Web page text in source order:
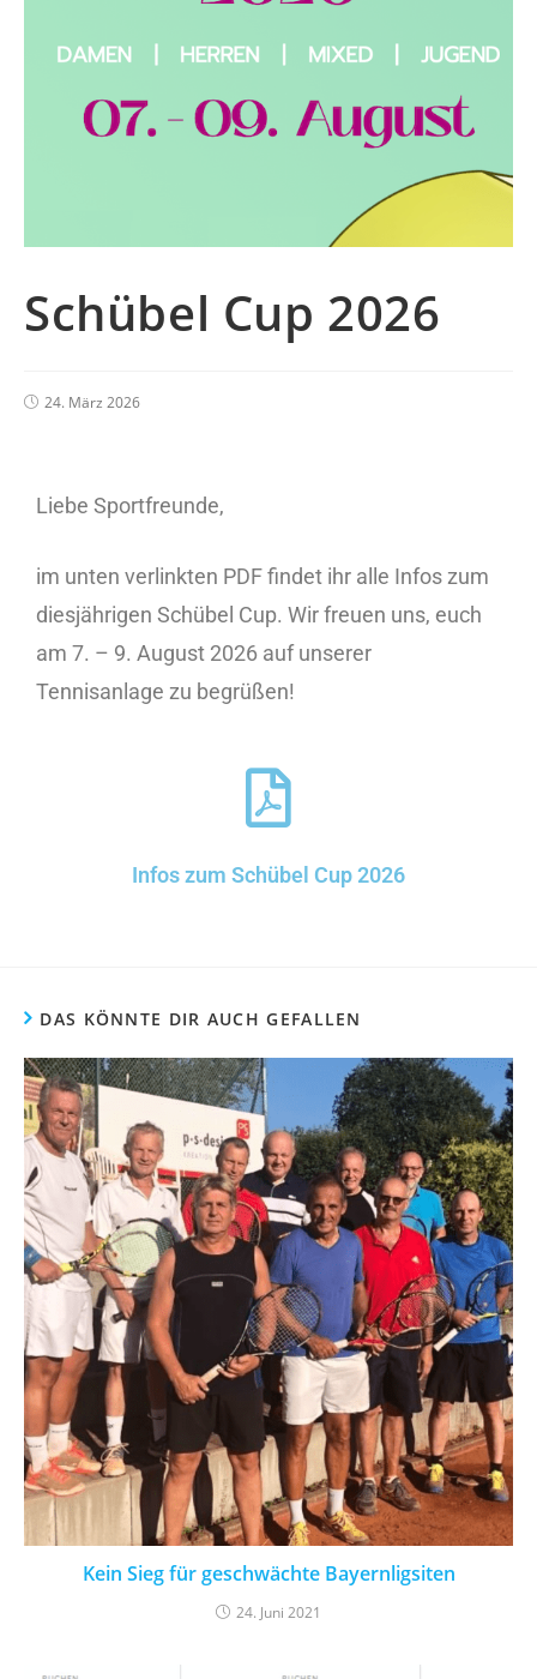
Schübel Cup 2026
24. März 2026
Liebe Sportfreunde,
im unten verlinkten PDF findet ihr alle Infos zum
diesjährigen Schübel Cup. Wir freuen uns, euch
am 7. – 9. August 2026 auf unserer
Tennisanlage zu begrüßen!
Infos zum Schübel Cup 2026
DAS KÖNNTE DIR AUCH GEFALLEN
Kein Sieg für geschwächte Bayernligsiten
24. Juni 2021